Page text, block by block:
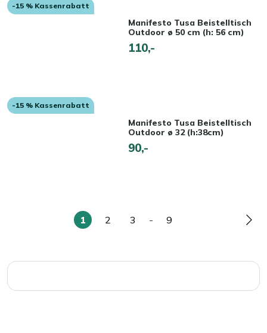
-15 % Kassenrabatt
Manifesto Tusa Beistelltisch
Outdoor ø 50 cm (h: 56 cm)
110,-
-15 % Kassenrabatt
Manifesto Tusa Beistelltisch
Outdoor ø 32 (h:38cm)
90,-
Sie
1
Seite
2
Seite
3 -
Seite
9